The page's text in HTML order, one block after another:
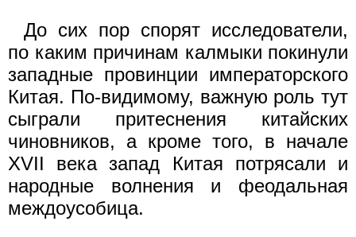
До сих пор спорят исследователи,
по каким причинам калмыки покинули
западные провинции императорского
Китая. По-видимому, важную роль тут
сыграли притеснения китайских
чиновников, а кроме того, в начале
XVII века запад Китая потрясали и
народные волнения и феодальная
междоусобица.